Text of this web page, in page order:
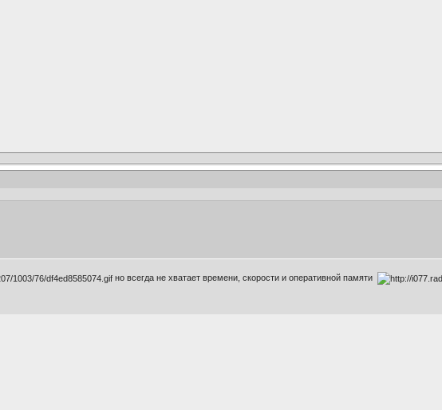
но всегда не хватает времени, скорости и оперативной памяти